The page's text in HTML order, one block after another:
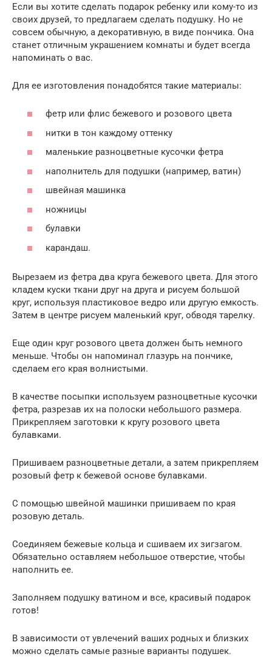
Если вы хотите сделать подарок ребенку или кому-то из
своих друзей, то предлагаем сделать подушку. Но не
совсем обычную, а декоративную, в виде пончика. Она
станет отличным украшением комнаты и будет всегда
напоминать о вас.
Для ее изготовления понадобятся такие материалы:
фетр или флис бежевого и розового цвета
нитки в тон каждому оттенку
маленькие разноцветные кусочки фетра
наполнитель для подушки (например, ватин)
швейная машинка
ножницы
булавки
карандаш.
Вырезаем из фетра два круга бежевого цвета. Для этого
кладем куски ткани друг на друга и рисуем большой
круг, используя пластиковое ведро или другую емкость.
Затем в центре рисуем маленький круг, обводя тарелку.
Еще один круг розового цвета должен быть немного
меньше. Чтобы он напоминал глазурь на пончике,
сделаем его края волнистыми.
В качестве посыпки используем разноцветные кусочки
фетра, разрезав их на полоски небольшого размера.
Прикрепляем заготовки к кругу розового цвета
булавками.
Пришиваем разноцветные детали, а затем прикрепляем
розовый фетр к бежевой основе булавками.
С помощью швейной машинки пришиваем по края
розовую деталь.
Соединяем бежевые кольца и сшиваем их зигзагом.
Обязательно оставляем небольшое отверстие, чтобы
наполнить ее.
Заполняем подушку ватином и все, красивый подарок
готов!
В зависимости от увлечений ваших родных и близких
можно сделать самые разные варианты подушек.